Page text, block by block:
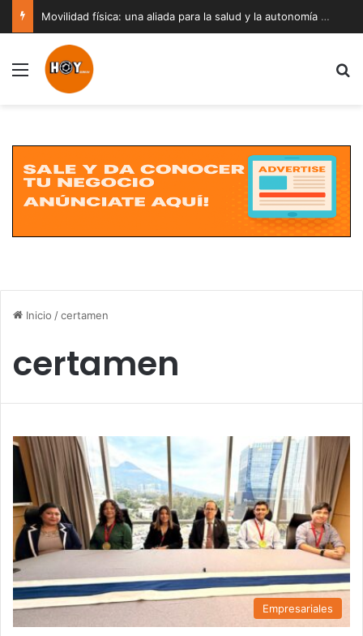
Movilidad física: una aliada para la salud y la autonomía a cualquier edad
Menú
Inicio /certamen
certamen
Empresariales